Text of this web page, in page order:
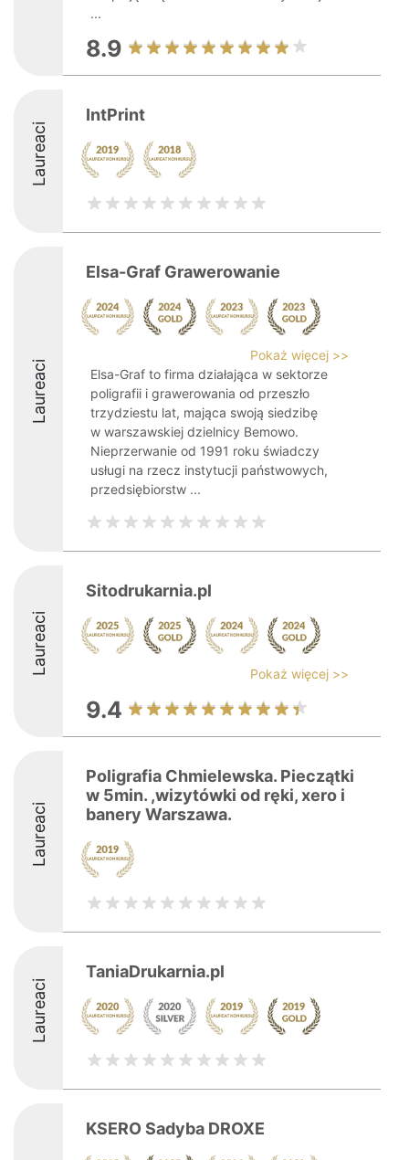
...
8.9
Laureaci
IntPrint
Laureaci
Elsa-Graf Grawerowanie
Pokaż więcej >>
Elsa-Graf to firma działająca w sektorze
poligrafii i grawerowania od przeszło
trzydziestu lat, mająca swoją siedzibę
w warszawskiej dzielnicy Bemowo.
Nieprzerwanie od 1991 roku świadczy
usługi na rzecz instytucji państwowych,
przedsiębiorstw ...
Laureaci
Sitodrukarnia.pl
Pokaż więcej >>
9.4
Laureaci
Poligrafia Chmielewska. Pieczątki
w 5min. ,wizytówki od ręki, xero i
banery Warszawa.
Laureaci
TaniaDrukarnia.pl
KSERO Sadyba DROXE